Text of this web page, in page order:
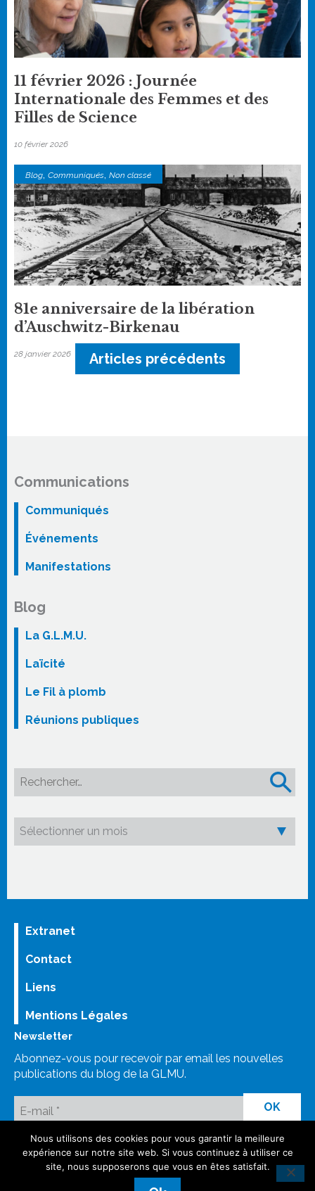
11 février 2026 : Journée
Internationale des Femmes et des
Filles de Science
10 février 2026
Blog, Communiqués, Non classé
81e anniversaire de la libération
d’Auschwitz-Birkenau
28 janvier 2026 Articles précédents
Communications
Communiqués
Événements
Manifestations
Blog
La G.L.M.U.
Laïcité
Le Fil à plomb
Réunions publiques
Rechercher :
Extranet
Contact
Liens
Mentions Légales
Newsletter
Abonnez-vous pour recevoir par email les nouvelles
publications du blog de la GLMU.
LinkedIn
Bluesky
Mastodon
Facebook GLMU
Instagram
©GLMU
Nous utilisons des cookies pour vous garantir la meilleure
expérience sur notre site web. Si vous continuez à utiliser ce
site, nous supposerons que vous en êtes satisfait.